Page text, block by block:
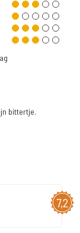
bittertje.
7,2